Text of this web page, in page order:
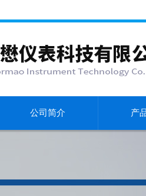
公司简介 产